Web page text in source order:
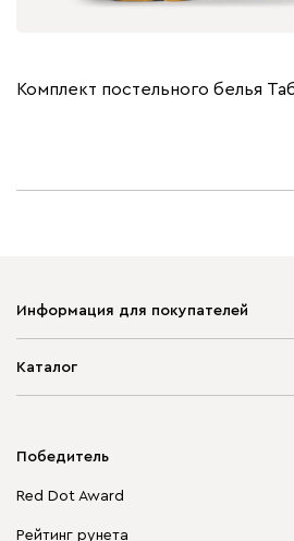
Информация для покупателей
Каталог
Победитель
Red Dot Award
Рейтинг рунета